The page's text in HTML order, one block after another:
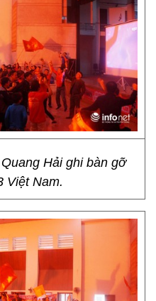
Hải ghi bàn gỡ
Việt Nam.